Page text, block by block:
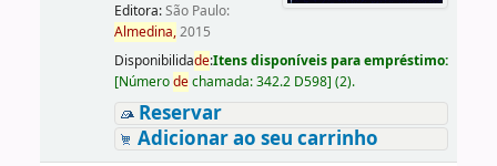
Editora:São Paulo:
Almedina,2015
Disponibilidade:Itens disponíveis para empréstimo:
[Númerodechamada:342.2 D598] (2).
Reservar
Adicionar ao seu carrinho